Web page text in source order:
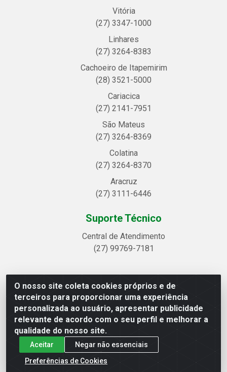
O nosso site coleta cookies próprios e de
terceiros para proporcionar uma experiência
personalizada ao usuário, apresentar publicidade
relevante de acordo com o seu perfil e melhorar a
qualidade do nosso site.
Aceitar
Negar não essenciais
Preferências de Cookies
Vitória
(27) 3347-1000
Linhares
(27) 3264-8383
Cachoeiro de Itapemirim
(28) 3521-5000
Cariacica
(27) 2141-7951
São Mateus
(27) 3264-8369
Colatina
(27) 3264-8370
Aracruz
(27) 3111-6446
Suporte Técnico
Central de Atendimento
(27) 99769-7181
Linhavix Distribuidora LTDA - Avenida Alegre, 2521 -
Quadra314 Lote 05 e 07 - Shell, Linhares/ES - CEP 29.901-605
- CNPJ 20.857.514/0001-75